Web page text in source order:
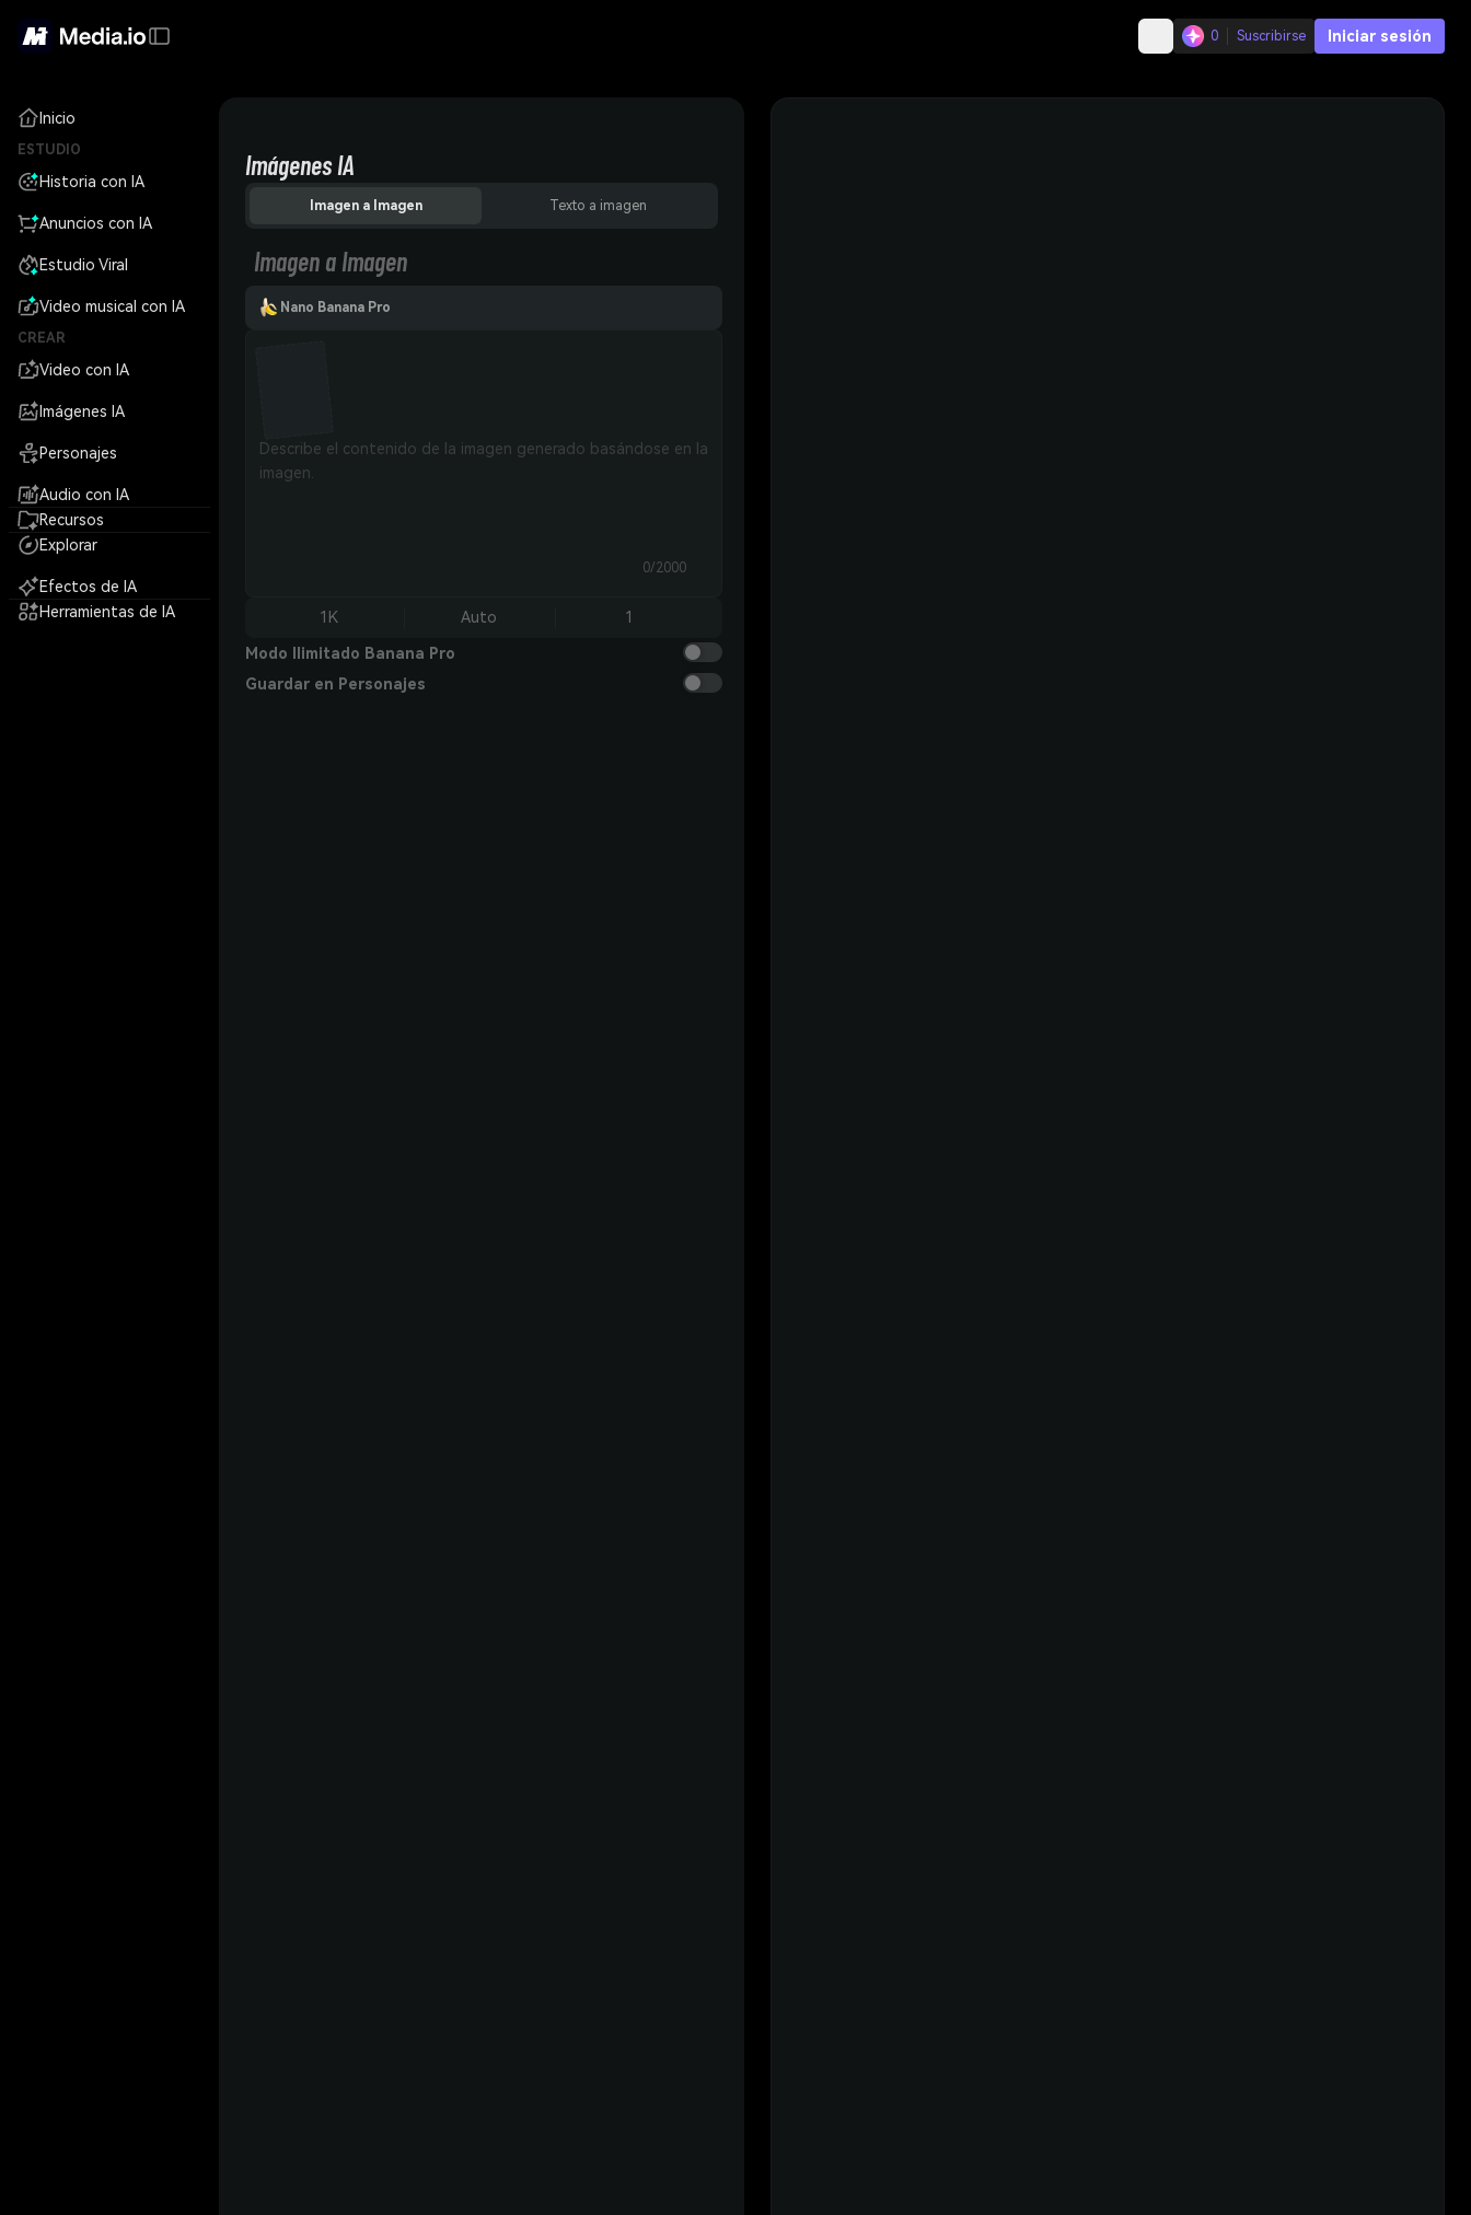
0 Suscribirse Iniciar sesión
Inicio
ESTUDIO
Historia con IA
Anuncios con IA
Estudio Viral
Video musical con IA
CREAR
Video con IA
Imágenes IA
Personajes
Audio con IA
Recursos
Explorar
Efectos de IA
Herramientas de IA
Imágenes IA
Imagen a Imagen Texto a imagen
Imagen a Imagen
Nano Banana Pro
0/2000
1K Auto 1
Modo Ilimitado Banana Pro
Guardar en Personajes